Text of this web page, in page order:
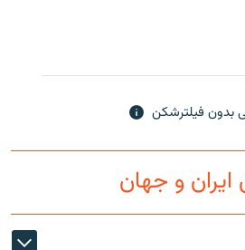
بدون فیلترشکن
و جهان